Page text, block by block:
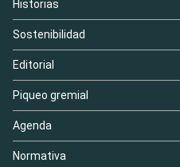
Historias
Sostenibilidad
Editorial
Piqueo gremial
Agenda
Normativa